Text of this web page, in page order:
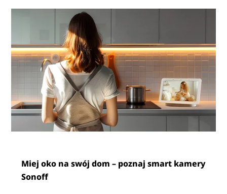
Miej oko na swój dom – poznaj smart kamery
Sonoff